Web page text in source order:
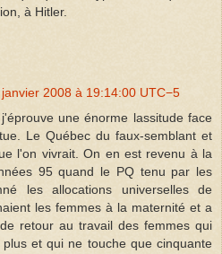
à Hitler.
2008 à 19:14:00 UTC−5
une énorme lassitude face
Le Québec du faux-semblant et
l'on vivrait. On en est revenu à la
95 quand le PQ tenu par les
les allocations universelles de
les femmes à la maternité et a
retour au travail des femmes qui
et qui ne touche que cinquante